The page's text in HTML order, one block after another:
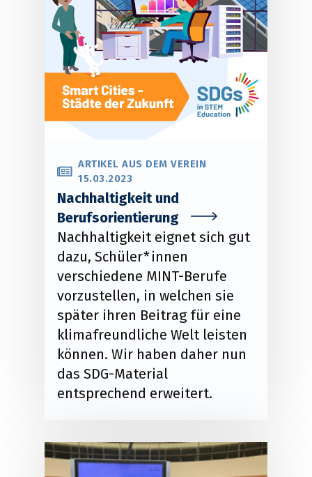
ARTIKEL AUS DEM VEREIN
15.03.2023
Nachhaltigkeit und
Berufsorientierung
Nachhaltigkeit eignet sich gut
dazu, Schüler*innen
verschiedene MINT-Berufe
vorzustellen, in welchen sie
später ihren Beitrag für eine
klimafreundliche Welt leisten
können. Wir haben daher nun
das SDG-Material
entsprechend erweitert.